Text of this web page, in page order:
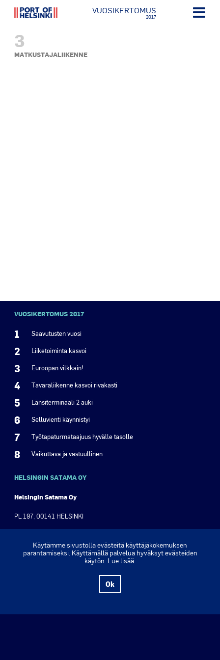
VUOSIKERTOMUS
2017
3
MATKUSTAJALIIKENNE
VUOSIKERTOMUS 2017
1 Saavutusten vuosi
2 Liiketoiminta kasvoi
3 Euroopan vilkkain!
4 Tavaraliikenne kasvoi rivakasti
5 Länsiterminaali 2 auki
6 Selluvienti käynnistyi
7 Työtapaturmataajuus hyvälle tasolle
8 Vaikuttava ja vastuullinen
HELSINGIN SATAMA OY
Helsingin Satama Oy
PL 197, 00141 HELSINKI
Puh. +358 9 310 1621
Verkkolehti ›
Käytämme sivustolla evästeitä käyttäjäkokemuksen
parantamiseksi. Käyttämällä palvelua hyväksyt evästeiden
käytön. Lue lisää.
Ok